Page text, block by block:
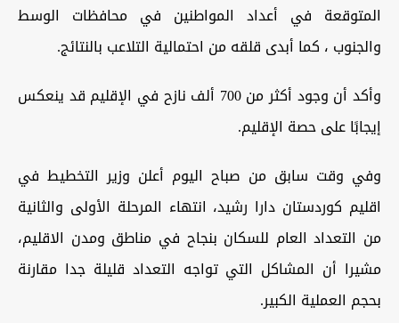
المتوقعة في أعداد المواطنين في محافظات الوسط
والجنوب ، كما أبدى قلقه من احتمالية التلاعب بالنتائج.
وأكد أن وجود أكثر من 700 ألف نازح في الإقليم قد ينعكس
إيجابًا على حصة الإقليم.
وفي وقت سابق من صباح اليوم أعلن وزير التخطيط في
اقليم كوردستان دارا رشيد، انتهاء المرحلة الأولى والثانية
من التعداد العام للسكان بنجاح في مناطق ومدن الاقليم،
مشيرا أن المشاكل التي تواجه التعداد قليلة جدا مقارنة
بحجم العملية الكبير.